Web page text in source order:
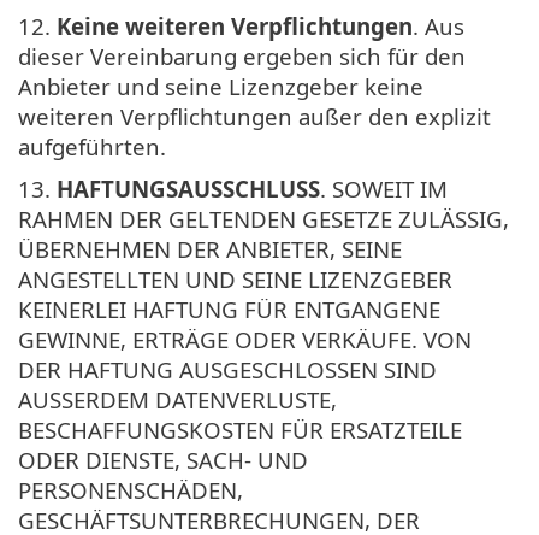
12. Keine weiteren Verpflichtungen. Aus
dieser Vereinbarung ergeben sich für den
Anbieter und seine Lizenzgeber keine
weiteren Verpflichtungen außer den explizit
aufgeführten.
13. HAFTUNGSAUSSCHLUSS. SOWEIT IM
RAHMEN DER GELTENDEN GESETZE ZULÄSSIG,
ÜBERNEHMEN DER ANBIETER, SEINE
ANGESTELLTEN UND SEINE LIZENZGEBER
KEINERLEI HAFTUNG FÜR ENTGANGENE
GEWINNE, ERTRÄGE ODER VERKÄUFE. VON
DER HAFTUNG AUSGESCHLOSSEN SIND
AUSSERDEM DATENVERLUSTE,
BESCHAFFUNGSKOSTEN FÜR ERSATZTEILE
ODER DIENSTE, SACH- UND
PERSONENSCHÄDEN,
GESCHÄFTSUNTERBRECHUNGEN, DER